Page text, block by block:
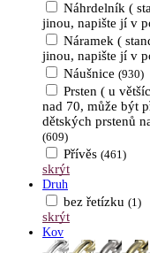
Náhrdelník (
jinou, napište jí v
Náramek (
jinou, napište jí v
Náušnice (930)
Prsten ( u
nad 70, může být
dětských prstenů
(609)
Přívěs (461)
skrýt
Druh
bez řetízku (1)
skrýt
Kov